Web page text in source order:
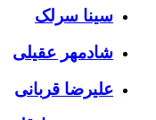
سینا سرلک
شادمهر عقیلی
علیرضا قربانی